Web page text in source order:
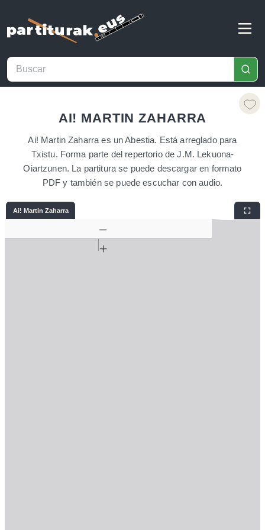
AI! MARTIN ZAHARRA
Ai! Martin Zaharra es un Abestia. Está arreglado para
Txistu. Forma parte del repertorio de J.M. Lekuona-
Oiartzunen. La partitura se puede descargar en formato
PDF y también se puede escuchar con audio.
Ai! Martin Zaharra